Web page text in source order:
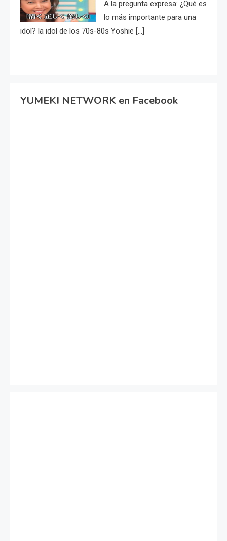
A la pregunta expresa: ¿Qué es
lo más importante para una
idol? la idol de los 70s-80s Yoshie […]
YUMEKI NETWORK en Facebook